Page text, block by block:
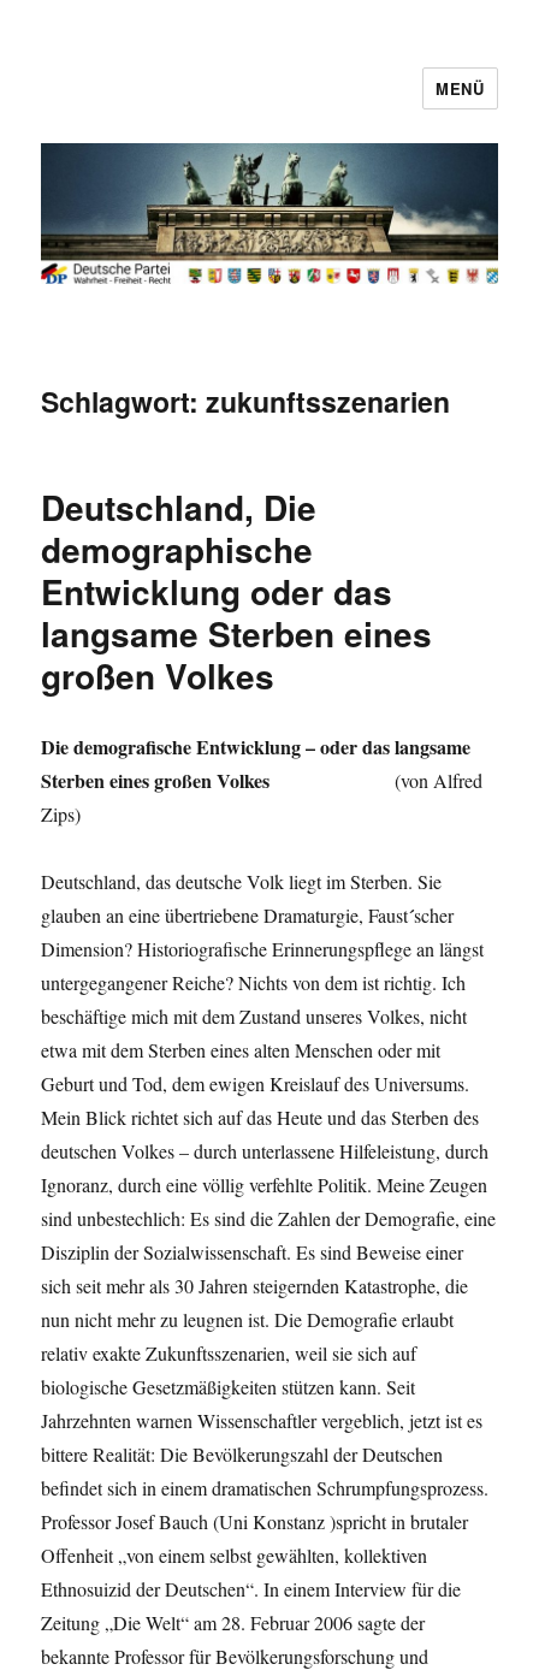
MENÜ
Schlagwort:zukunftsszenarien
Deutschland, Die
demographische
Entwicklung oder das
langsame Sterben eines
großen Volkes
Die demografische Entwicklung – oder das langsame
Sterben eines großen Volkes (von Alfred
Zips)
Deutschland, das deutsche Volk liegt im Sterben. Sie
glauben an eine übertriebene Dramaturgie, Faust´scher
Dimension? Historiografische Erinnerungspflege an längst
untergegangener Reiche? Nichts von dem ist richtig. Ich
beschäftige mich mit dem Zustand unseres Volkes, nicht
etwa mit dem Sterben eines alten Menschen oder mit
Geburt und Tod, dem ewigen Kreislauf des Universums.
Mein Blick richtet sich auf das Heute und das Sterben des
deutschen Volkes – durch unterlassene Hilfeleistung, durch
Ignoranz, durch eine völlig verfehlte Politik. Meine Zeugen
sind unbestechlich: Es sind die Zahlen der Demografie, eine
Disziplin der Sozialwissenschaft. Es sind Beweise einer
sich seit mehr als 30 Jahren steigernden Katastrophe, die
nun nicht mehr zu leugnen ist. Die Demografie erlaubt
relativ exakte Zukunftsszenarien, weil sie sich auf
biologische Gesetzmäßigkeiten stützen kann. Seit
Jahrzehnten warnen Wissenschaftler vergeblich, jetzt ist es
bittere Realität: Die Bevölkerungszahl der Deutschen
befindet sich in einem dramatischen Schrumpfungsprozess.
Professor Josef Bauch (Uni Konstanz )spricht in brutaler
Offenheit „von einem selbst gewählten, kollektiven
Ethnosuizid der Deutschen“. In einem Interview für die
Zeitung „Die Welt“ am 28. Februar 2006 sagte der
bekannte Professor für Bevölkerungsforschung und